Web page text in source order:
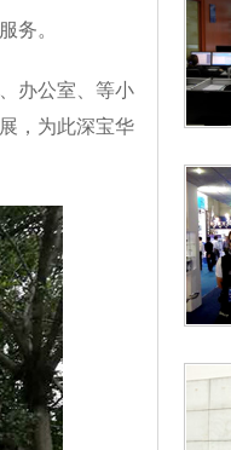
务。
办公室、等小
，为此深宝华